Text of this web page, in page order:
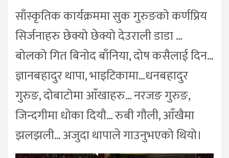
साँस्कृतिक कार्यक्रममा सुक गुरुङको कर्णप्रिय
सिर्जनाहरु छेक्यो छेक्यो देउराली डाडा …
बोलको गित बिनोद बाँनिया, दोष कसैलाई दिन…
ज्ञानबहादुर थापा, भाइटिकामा…धनबहादुर
गुरुङ, दोबाटोमा आँखाहरु… नरजङ गुरुङ,
जिन्दगीमा धोका दियौ… रुबी गौली, आँखैमा
झलझली… अजुदा थापाले गाउनुभएको थियो।